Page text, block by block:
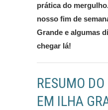
prática do
nosso fim de
Grande e algumas
chegar lá!
RESUMO
EM ILHA